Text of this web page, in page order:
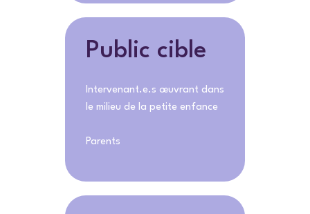
Public cible
Intervenant.e.s œuvrant dans
le milieu de la petite enfance
Parents